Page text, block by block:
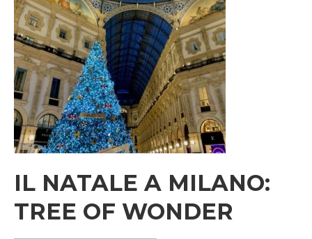
IL NATALE A MILANO:
TREE OF WONDER